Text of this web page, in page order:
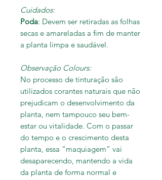
Cuidados:
Poda: Devem ser retiradas as folhas
secas e amareladas a fim de manter
a planta limpa e saudável.
Observação Colours:
No processo de tinturação são
utilizados corantes naturais que não
prejudicam o desenvolvimento da
planta, nem tampouco seu bem-
estar ou vitalidade. Com o passar
do tempo e o crescimento desta
planta, essa “maquiagem” vai
desaparecendo, mantendo a vida
da planta de forma normal e